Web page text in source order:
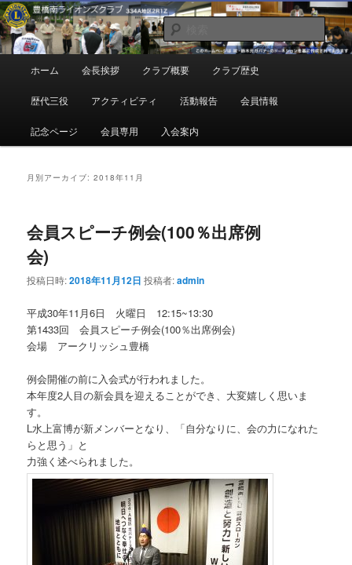
メ
イ
ン
コ
サ
ブ
コ
ン
豊橋南ライオンズクラブ
地域奉仕ボランティア
検
索
ュ
ホーム 会長挨拶 クラブ概要 クラブ歴史
歴代三役 アクティビティ 活動報告 会員情報
記念ページ 会員専用 入会案内
月別アーカイブ:2018年11月
会員スピーチ例会(100％出席例
会)
投稿日時:2018年11月12日 投稿者:admin
平成30年11月6日 火曜日 12:15~13:30
第1433回 会員スピーチ例会(100％出席例会)
会場 アークリッシュ豊橋
例会開催の前に入会式が行われました。
本年度2人目の新会員を迎えることができ、大変嬉しく思いま
す。
L水上富博が新メンバーとなり、「自分なりに、会の力になれた
らと思う」と
力強く述べられました。